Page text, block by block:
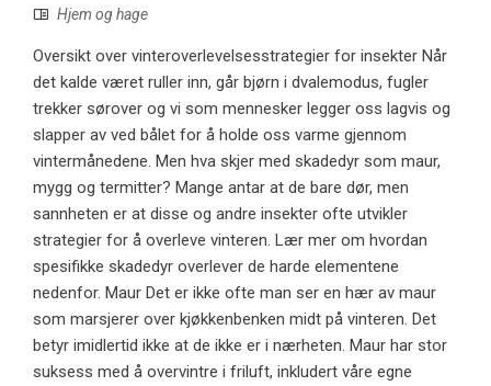
Hjem og hage
Oversikt over vinteroverlevelsesstrategier for insekter Når
det kalde været ruller inn, går bjørn i dvalemodus, fugler
trekker sørover og vi som mennesker legger oss lagvis og
slapper av ved bålet for å holde oss varme gjennom
vintermånedene. Men hva skjer med skadedyr som maur,
mygg og termitter? Mange antar at de bare dør, men
sannheten er at disse og andre insekter ofte utvikler
strategier for å overleve vinteren. Lær mer om hvordan
spesifikke skadedyr overlever de harde elementene
nedenfor. Maur Det er ikke ofte man ser en hær av maur
som marsjerer over kjøkkenbenken midt på vinteren. Det
betyr imidlertid ikke at de ikke er i nærheten. Maur har stor
suksess med å overvintre i friluft, inkludert våre egne